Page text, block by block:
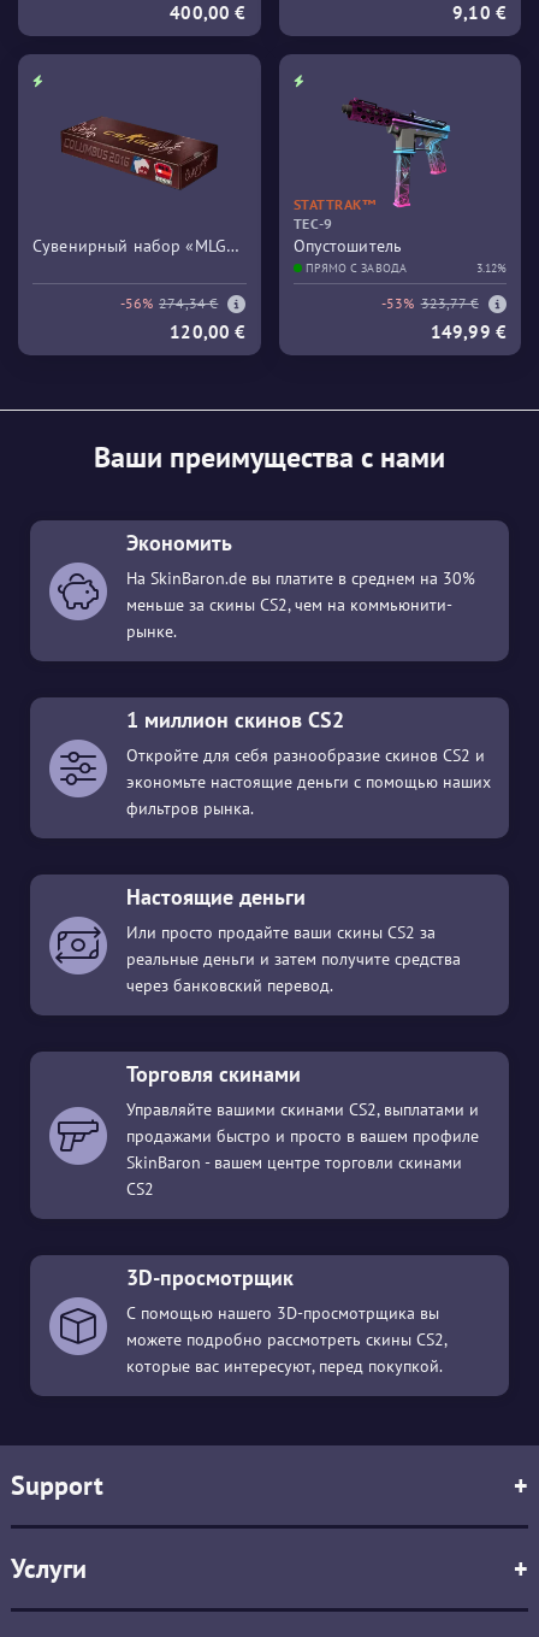
400,00 € 9,10 €
Сувенирный набор «MLG
-56% 274,34 €
120,00 €
STATTRAK™
TEC-9
Опустошитель
ПРЯМО С ЗАВОДА 3.12%
-53% 323,77 €
149,99 €
Ваши преимущества с нами
Экономить
На SkinBaron.de вы платите в среднем на 30%
меньше за скины CS2, чем на коммьюнити-
рынке.
1 миллион скинов CS2
Откройте для себя разнообразие скинов CS2 и
экономьте настоящие деньги с помощью наших
фильтров рынка.
Настоящие деньги
Или просто продайте ваши скины CS2 за
реальные деньги и затем получите средства
через банковский перевод.
Торговля скинами
Управляйте вашими скинами CS2, выплатами и
продажами быстро и просто в вашем профиле
SkinBaron - вашем центре торговли скинами
CS2
3D-просмотрщик
С помощью нашего 3D-просмотрщика вы
можете подробно рассмотреть скины CS2,
которые вас интересуют, перед покупкой.
Support +
Услуги +